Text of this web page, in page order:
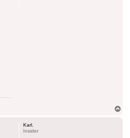
Karl.
Insider